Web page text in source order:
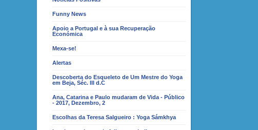
Funny News
Apoio a Portugal e à sua Recuperação
Económica
Mexa-se!
Alertas
Descoberta do Esqueleto de Um Mestre do Yoga
em Beja, Séc. III d.C
Ana, Catarina e Paulo mudaram de Vida - Público
- 2017, Dezembro, 2
Escolhas da Teresa Salgueiro : Yoga Sámkhya